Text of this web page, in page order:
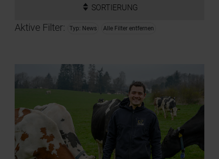
SORTIERUNG
Aktive Filter: Typ: News Alle Filter entfernen